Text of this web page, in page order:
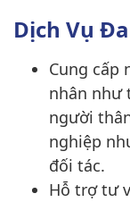
Dịch Vụ
Cung cấp
nhân như
người
nghiệp
đối tác.
Hỗ trợ tư